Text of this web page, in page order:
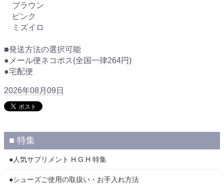
ブラウン
ピンク
ミズイロ
■発送方法の選択可能
●メール便ネコポス(全国一律264円)
●宅配便
2026年08月09日
■ 特集
●人気サプリメント H.G.H 特集
●シューズご使用の取扱い・お手入れ方法